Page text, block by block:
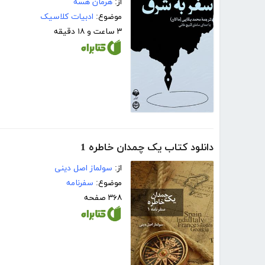
موضوع: ادبیات کلاسیک
۳ ساعت و ۱۸ دقیقه
دانلود کتاب یک چمدان خاطره 1
از: سولماز اصل دینی
موضوع: سفرنامه
۳۶۸ صفحه